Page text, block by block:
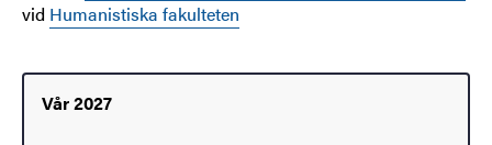
vid Humanistiska fakulteten
Vår 2027